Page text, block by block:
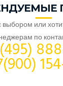
выбором или
по